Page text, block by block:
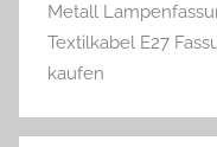
Metall
Textilkabel E27
kaufen